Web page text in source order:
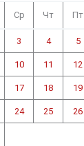
Ср Чт Пт
3 4 5
10 11 12
17 18 19
24 25 26